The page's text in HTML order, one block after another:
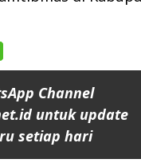
Channel
untuk update
setiap hari